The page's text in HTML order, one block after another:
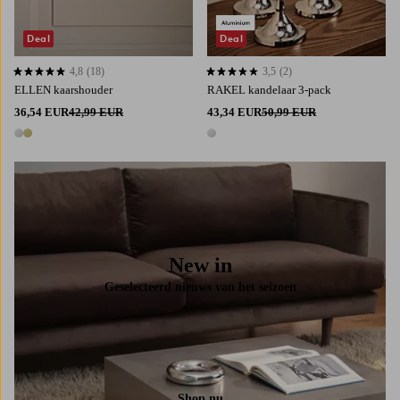
ELLEN kaarshouder
36,54 EUR42,99 EUR
2 kleuren
4,8 op basis van 18 beoordelingen
4,8 (18)
Deal
RAKEL kandelaar 3-pack
43,34 EUR50,99 EUR
1 kleur
3,5 op basis van 2 beoordelingen
3,5 (2)
Deal
New in
Geselecteerd nieuws van het seizoen